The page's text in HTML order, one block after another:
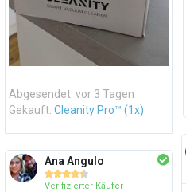
Abgesendet: vor 3 Tagen
Gekauft: Cleanity Pro™ (1x)
Ana Angulo

Verifizierter Käufer